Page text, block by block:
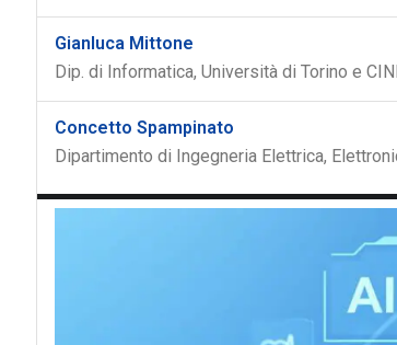
Gianluca Mittone
Dip. di Informatica, Università di Torino e
Concetto Spampinato
Dipartimento di Ingegneria Elettrica,